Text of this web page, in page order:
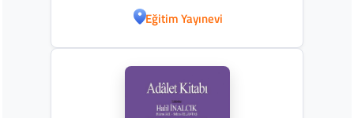
Eğitim Yayınevi